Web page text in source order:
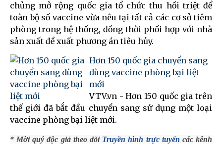
chủng mở rộng quốc gia tổ chức thu hồi triệt để
toàn bộ số vaccine vừa nêu tại tất cả các cơ sở tiêm
phòng trong hệ thống, đồng thời phối hợp với nhà
sản xuất đề xuất phương án tiêu hủy.
Hơn 150 quốc gia chuyển sang
dùng vaccine phòng bại liệt
mới
VTV.vn - Hơn 150 quốc gia trên
thế giới đã bắt đầu chuyển sang sử dụng một loại
vaccine phòng bại liệt mới.
* Mời quý độc giả theo dõi Truyền hình trực tuyến các kênh